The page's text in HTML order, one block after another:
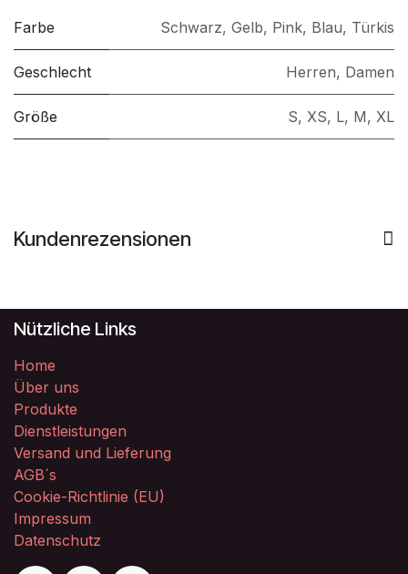
Farbe Schwarz, Gelb, Pink, Blau, Türkis
Geschlecht Herren, Damen
Größe S, XS, L, M, XL
Kundenrezensionen
Nützliche Links
Home
Über uns
Produkte
Dienstleistungen
Versand und Lieferung
AGB´s
Cookie-Richtlinie (EU)
Impressum
Datenschutz